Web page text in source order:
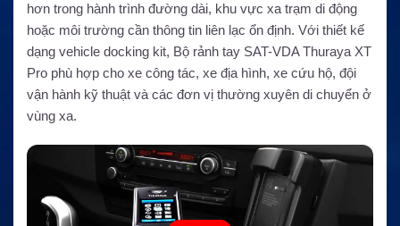
hơn trong hành trình đường dài, khu vực xa trạm di động
hoặc môi trường cần thông tin liên lạc ổn định. Với thiết kế
dạng vehicle docking kit, Bộ rảnh tay SAT-VDA Thuraya XT
Pro phù hợp cho xe công tác, xe địa hình, xe cứu hộ, đội
vận hành kỹ thuật và các đơn vị thường xuyên di chuyển ở
vùng xa.